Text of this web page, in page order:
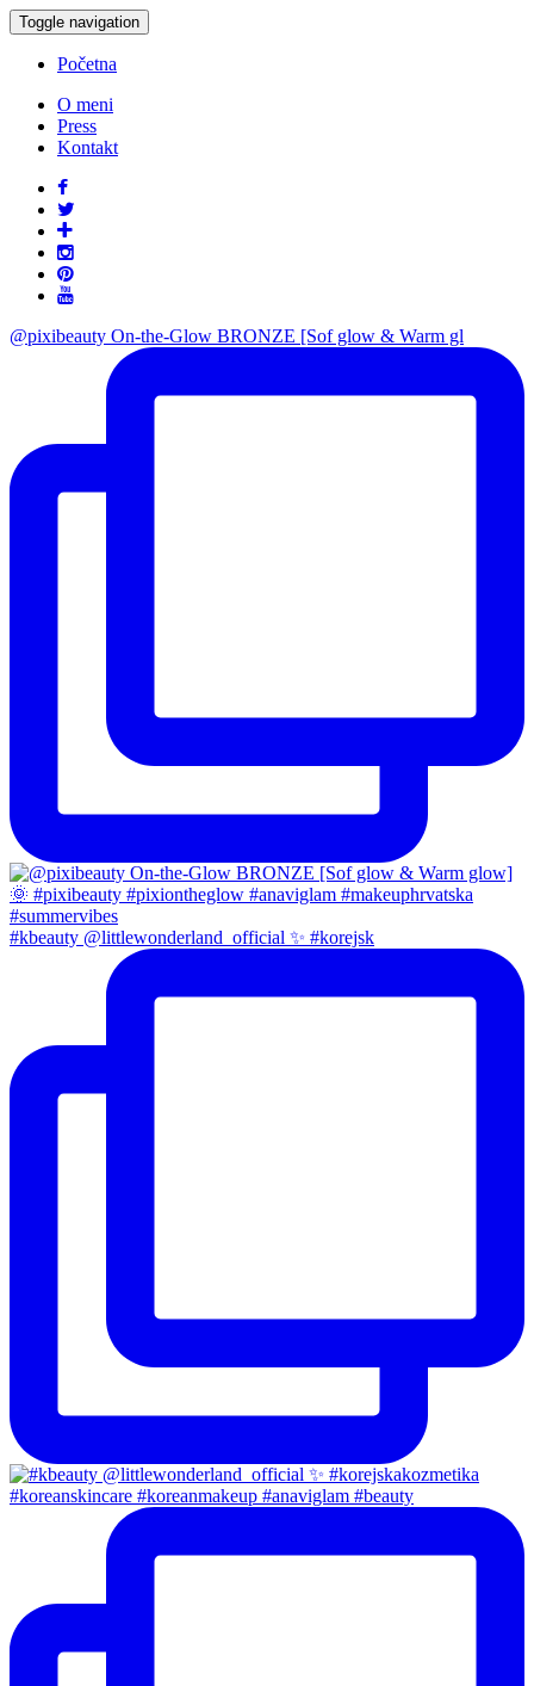
Toggle navigation
Početna
O meni
Press
Kontakt
@pixibeauty On-the-Glow BRONZE [Sof glow & Warm gl
#kbeauty @littlewonderland_official ✨ #korejsk